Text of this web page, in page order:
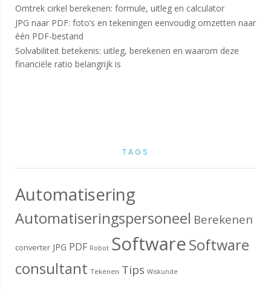
Omtrek cirkel berekenen: formule, uitleg en calculator
JPG naar PDF: foto’s en tekeningen eenvoudig omzetten naar
één PDF-bestand
Solvabiliteit betekenis: uitleg, berekenen en waarom deze
financiële ratio belangrijk is
TAGS
Automatisering
Automatiseringspersoneel Berekenen
converter JPG PDF Robot SoftwareSoftware
consultant Tekenen Tips Wiskunde